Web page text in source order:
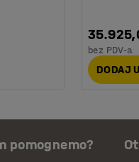
bez PDV-a
DODAJ
pomognemo?